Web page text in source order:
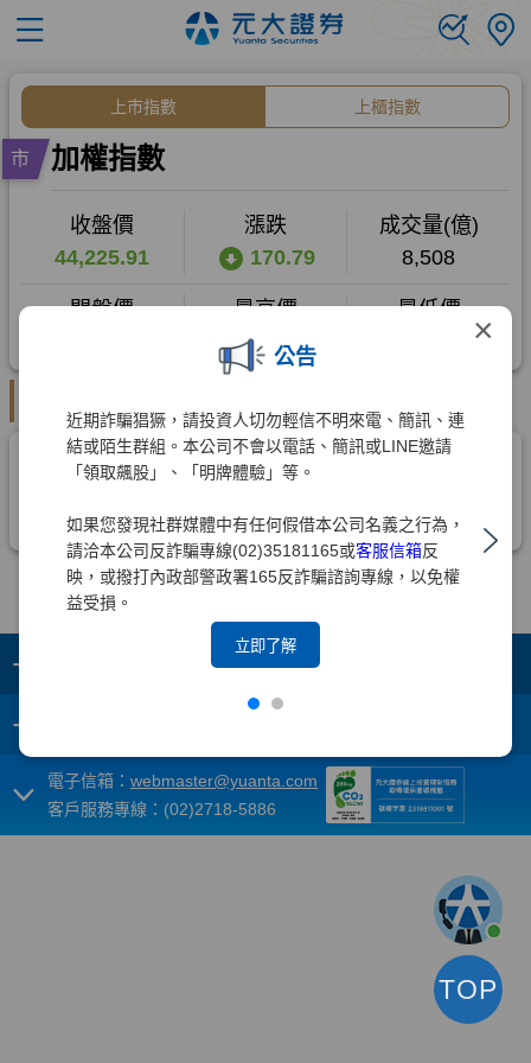
×
公告
近期詐騙猖獗，請投資人切勿輕信不明來電、簡訊、連
結或陌生群組。本公司不會以電話、簡訊或LINE邀請
「領取飆股」、「明牌體驗」等。
如果您發現社群媒體中有任何假借本公司名義之行為，
請洽本公司反詐騙專線(02)35181165或客服信箱反
映，或撥打內政部警政署165反詐騙諮詢專線，以免權
益受損。
立即了解
+
+
電子信箱： webmaster@yuanta.com
客戶服務專線：(02)2718-5886
TOP